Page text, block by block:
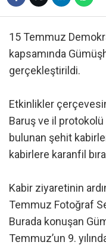
15 Temmuz
kapsamında
gerçekleştirildi.
Etkinlikler
Baruş ve il protokolü
bulunan şehit
kabirlere karanfil
Kabir ziyaretinin
Temmuz Fotoğraf
Burada konuşan
Temmuz’un 9.